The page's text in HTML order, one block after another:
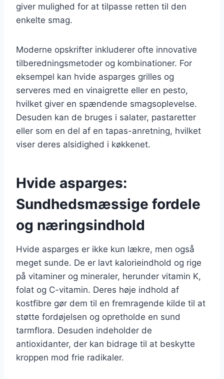
giver mulighed for at tilpasse retten til den
enkelte smag.
Moderne opskrifter inkluderer ofte innovative
tilberedningsmetoder og kombinationer. For
eksempel kan hvide asparges grilles og
serveres med en vinaigrette eller en pesto,
hvilket giver en spændende smagsoplevelse.
Desuden kan de bruges i salater, pastaretter
eller som en del af en tapas-anretning, hvilket
viser deres alsidighed i køkkenet.
Hvide asparges:
Sundhedsmæssige fordele
og næringsindhold
Hvide asparges er ikke kun lækre, men også
meget sunde. De er lavt kalorieindhold og rige
på vitaminer og mineraler, herunder vitamin K,
folat og C-vitamin. Deres høje indhold af
kostfibre gør dem til en fremragende kilde til at
støtte fordøjelsen og opretholde en sund
tarmflora. Desuden indeholder de
antioxidanter, der kan bidrage til at beskytte
kroppen mod frie radikaler.